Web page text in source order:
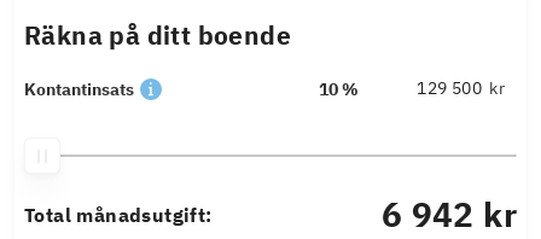
Räkna på ditt boende
Kontantinsats 10 % kr
Total månadsutgift: 6 942 kr